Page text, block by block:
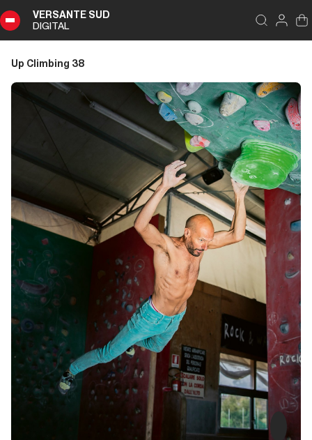
VERSANTE SUD
DIGITAL
Indice
Sommario
Editoriale
Editoriale
Cronologia
recente
principali
salite
sull’Eiger
L’ultimo Eiger
DIGITAL
Up Climbing 38